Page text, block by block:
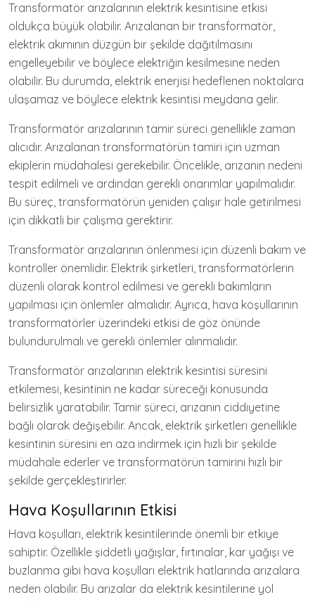
Transformatör arızalarının elektrik kesintisine etkisi
oldukça büyük olabilir. Arızalanan bir transformatör,
elektrik akımının düzgün bir şekilde dağıtılmasını
engelleyebilir ve böylece elektriğin kesilmesine neden
olabilir. Bu durumda, elektrik enerjisi hedeflenen noktalara
ulaşamaz ve böylece elektrik kesintisi meydana gelir.
Transformatör arızalarının tamir süreci genellikle zaman
alıcıdır. Arızalanan transformatörün tamiri için uzman
ekiplerin müdahalesi gerekebilir. Öncelikle, arızanın nedeni
tespit edilmeli ve ardından gerekli onarımlar yapılmalıdır.
Bu süreç, transformatörün yeniden çalışır hale getirilmesi
için dikkatli bir çalışma gerektirir.
Transformatör arızalarının önlenmesi için düzenli bakım ve
kontroller önemlidir. Elektrik şirketleri, transformatörlerin
düzenli olarak kontrol edilmesi ve gerekli bakımların
yapılması için önlemler almalıdır. Ayrıca, hava koşullarının
transformatörler üzerindeki etkisi de göz önünde
bulundurulmalı ve gerekli önlemler alınmalıdır.
Transformatör arızalarının elektrik kesintisi süresini
etkilemesi, kesintinin ne kadar süreceği konusunda
belirsizlik yaratabilir. Tamir süreci, arızanın ciddiyetine
bağlı olarak değişebilir. Ancak, elektrik şirketleri genellikle
kesintinin süresini en aza indirmek için hızlı bir şekilde
müdahale ederler ve transformatörün tamirini hızlı bir
şekilde gerçekleştirirler.
Hava Koşullarının Etkisi
Hava koşulları, elektrik kesintilerinde önemli bir etkiye
sahiptir. Özellikle şiddetli yağışlar, fırtınalar, kar yağışı ve
buzlanma gibi hava koşulları elektrik hatlarında arızalara
neden olabilir. Bu arızalar da elektrik kesintilerine yol